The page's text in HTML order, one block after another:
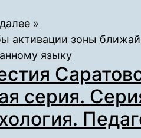
»
активации зоны
языку
серия.